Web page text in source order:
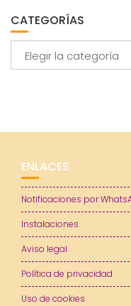
CATEGORÍAS
ENLACES
Notificaciones por
Instalaciones
Aviso legal
Política de privacidad
Uso de cookies